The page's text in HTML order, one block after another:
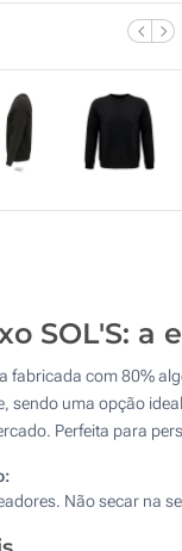
SOL'S: a
fabricada com 80%
sendo uma opção
Perfeita para
Não secar na